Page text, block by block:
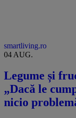
smartliving.ro
04 AUG.
Legume și
„Dacă le
nicio